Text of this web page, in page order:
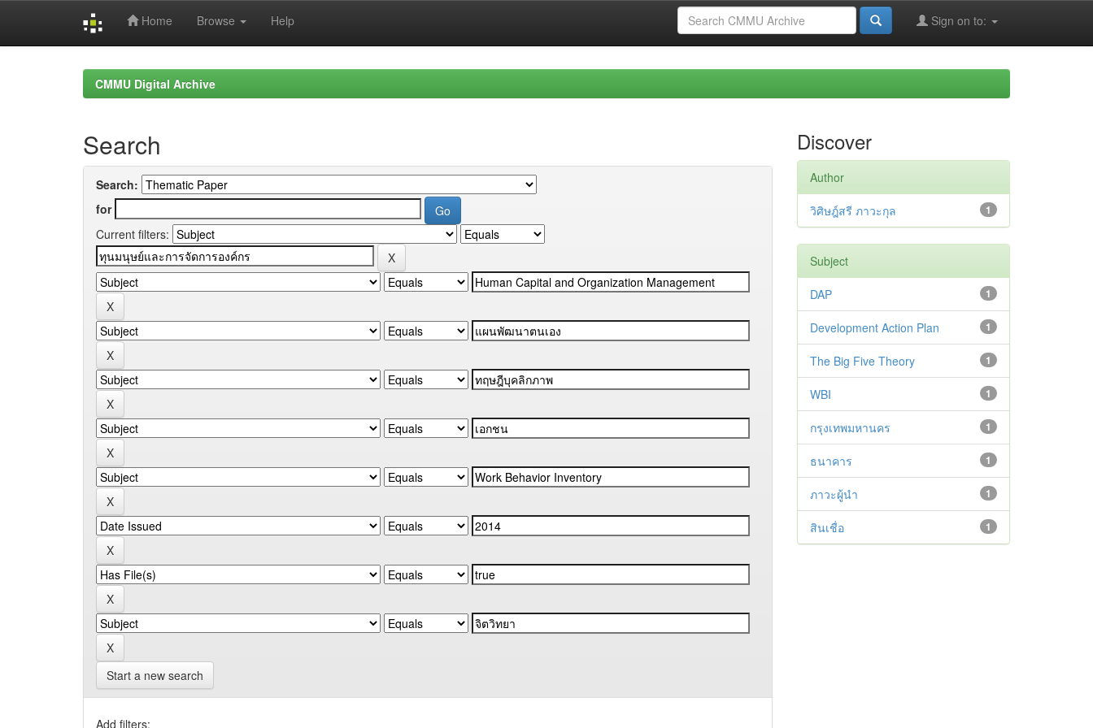
Home Browse Help Sign on to:
CMMU Digital Archive
Search
Search:
for
Current filters:
Start a new search
Add filters:
Discover
Author
1
วิศิษฎ์สรี ภาวะกุล
Subject
1
DAP
1
Development Action Plan
1
The Big Five Theory
1
WBI
1
กรุงเทพมหานคร
1
ธนาคาร
1
ภาวะผู้นำ
1
สินเชื่อ